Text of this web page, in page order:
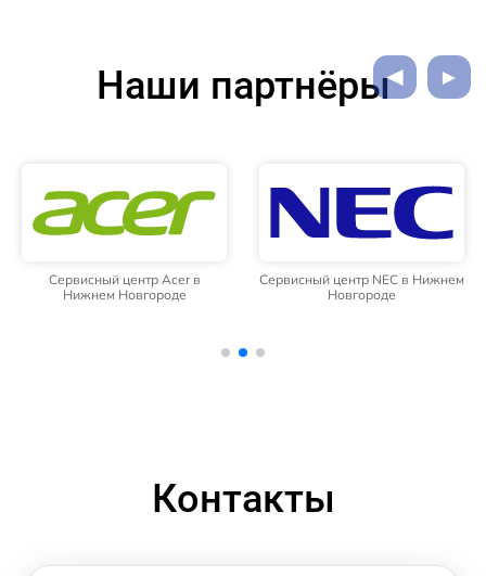
Наши партнёры
Сервисный центр Acer в
Нижнем Новгороде
Сервисный центр NEC в Нижнем
Новгороде
Контакты